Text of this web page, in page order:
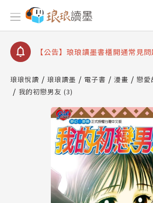
【公告】琅琅書店服務升級重要說
查詢
【公告】琅琅讀墨數位閱讀資產
【公告】琅琅讀墨書櫃開通常見問
請圖文教學
【公告】琅琅書店服務升級重要說
查詢
【公告】琅琅讀墨數位閱讀資產合
琅琅悅讀 琅琅讀墨 電子書 漫畫
戀愛
我的初戀男友 (3)